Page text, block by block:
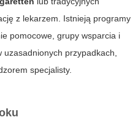
z lekarzem. Istnieją programy
pomocowe, grupy wsparcia i
przypadkach,
specjalisty.